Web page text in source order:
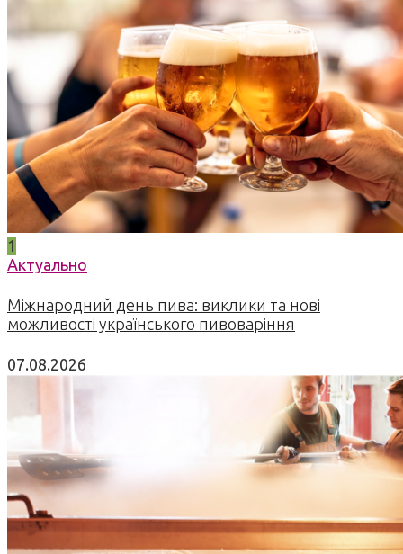
1
Актуально
Міжнародний день пива: виклики та нові
можливості українського пивоваріння
07.08.2026